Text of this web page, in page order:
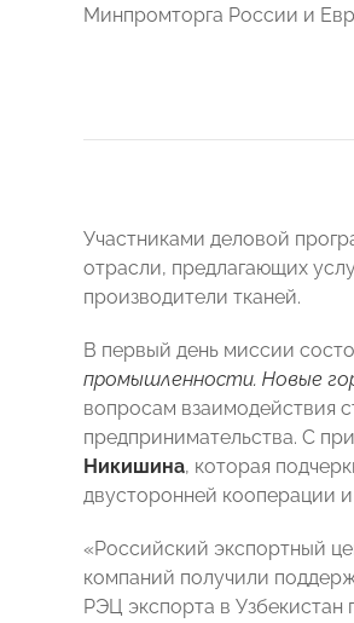
Минпромторга России и
Участниками деловой
отрасли, предлагающих
производители тканей.
В первый день миссии
промышленности. Новые
вопросам взаимодействия
предпринимательства. С
Никишина, которая
двусторонней кооперации
«Российский экспортный
компаний получили
РЭЦ экспорта в